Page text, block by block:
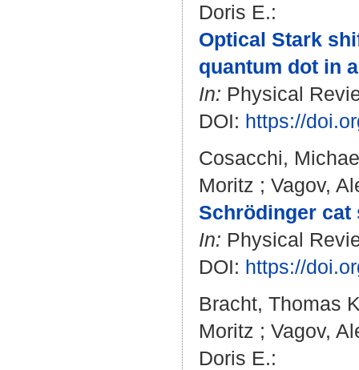
Doris E.:
Optical Stark
quantum dot in
In: Physical
DOI: https://
Cosacchi,
Moritz ; Vagov,
Schrödinger cat
In: Physical
DOI: https://
Bracht, Thomas
Moritz ; Vagov,
Doris E.: